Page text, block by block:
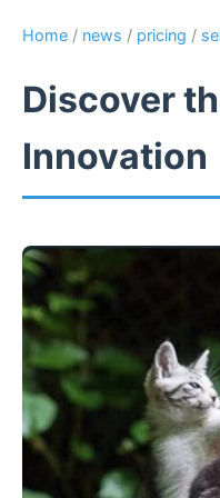
Home / news / pricing /
Discover
Innovation